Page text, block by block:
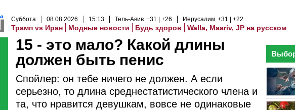
Суббота 08.08.2026 15:13 Тель-Авив +31 +26 Иерусалим +31 +22
Трамп vs Иран Модные новости Будь здоров Walla, Maariv, JP на русском
15 - это мало? Какой длины
должен быть пенис
Спойлер: он тебе ничего не должен. А если
серьезно, то длина среднестатистического члена и
та, что нравится девушкам, вовсе не одинаковые